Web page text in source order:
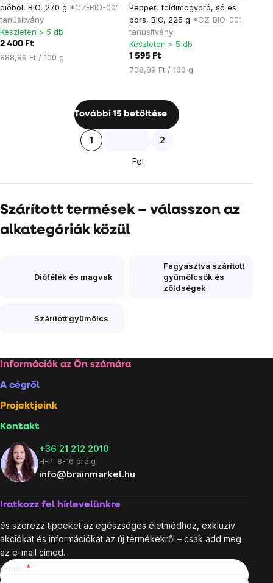
dióból, BIO, 270 g *CZ-BIO-001
tanúsítvány
Készleten > 5 db
2 400 Ft
Egységár:
888,89 Ft / 100 g
Pepper, földimogyoró, só és
bors, BIO, 225 g *CZ-BIO-001
tanúsítvány
Készleten > 5 db
1 595 Ft
Egységár:
708,89 Ft / 100 g
Listairányítás
További 15 betöltése
Lapozás
1 2
Fel
Szárított termések – válasszon az
alkategóriák közül
Diófélék és magvak
Fagyasztva szárított
gyümölcsök és
zöldségek
Szárított gyümölcs
Lábléc
Információk az Ön számára
A cégről
Projektjeink
Kontakt
+36 21 212 2010
H-P: 8-16 óráig
info@brainmarket.hu
Iratkozz fel hírlevelünkre
és szerezz tippeket az egészséges életmódhoz, exkluzív
akciókat és információkat az új termékekről – csak add meg
az e-mail címed.
E-mail